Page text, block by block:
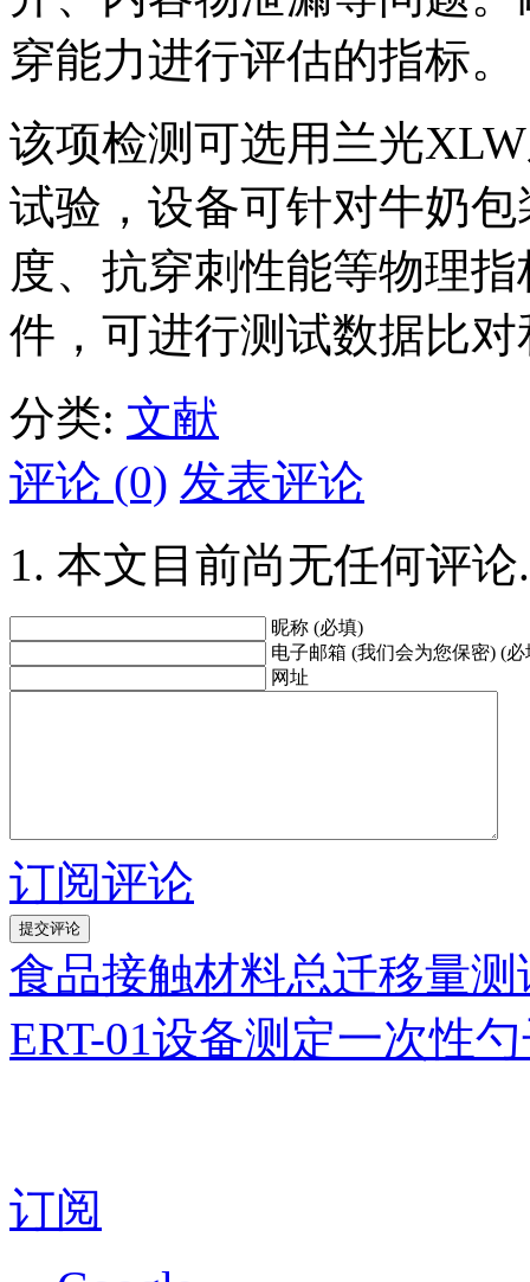
穿能力进行评估的指标。
该项检测可选用兰光
试验，设备可针对牛奶
度、抗穿刺性能等物理
件，可进行测试数据比
分类: 文献
评论 (0) 发表评论
本文目前尚无任何评论.
昵称 (必填)
电子邮箱 (我们会为您保密) (必
网址
订阅评论
食品接触材料总迁移量
ERT-01设备测定一次性
订阅